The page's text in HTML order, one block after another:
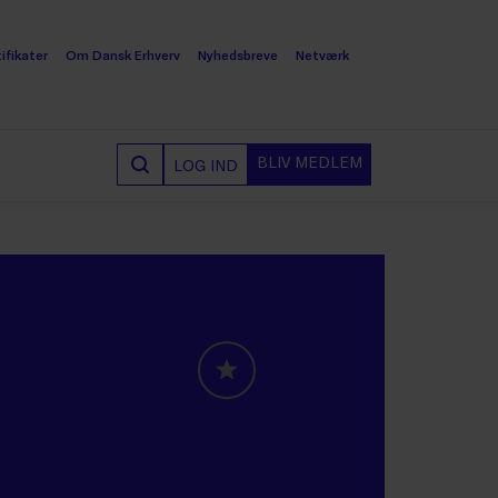
Om Dansk Erhverv Nyhedsbreve Netværk
LOG IND BLIV MEDLEM
GLOBALLABELS::FAVORITE